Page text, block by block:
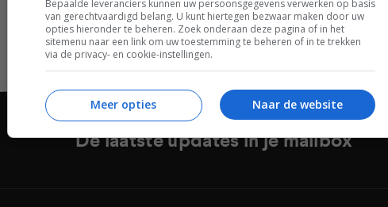
De laatste updates in je mailbox
Bepaalde leveranciers kunnen uw persoonsgegevens verwerken op basis
van gerechtvaardigd belang. U kunt hiertegen bezwaar maken door uw
opties hieronder te beheren. Zoek onderaan deze pagina of in het
sitemenu naar een link om uw toestemming te beheren of in te trekken
via de privacy- en cookie-instellingen.
Naar de website
Meer opties